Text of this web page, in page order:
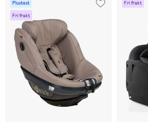
Plustest
Fri frakt
Fri frakt